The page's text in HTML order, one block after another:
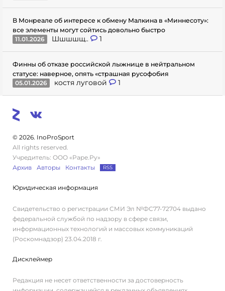
В Монреале об интересе к обмену Малкина в «Миннесоту»:
все элементы могут сойтись довольно быстро
11.01.2026
Шшшшщ.. 1
Финны об отказе российской лыжнице в нейтральном
статусе: наверное, опять «страшная русофобия
05.01.2026
костя луговой 1
© 2026. InoProSport
All rights reserved.
Учредитель: ООО «Раре.Ру»
Архив
Авторы Контакты RSS
Юридическая информация
Свидетельство о регистрации СМИ Эл №ФС77-72704 выдано
федеральной службой по надзору в сфере связи,
информационных технологий и массовых коммуникаций
(Роскомнадзор) 23.04.2018 г.
Дисклеймер
Редакция не несет ответственности за достоверность